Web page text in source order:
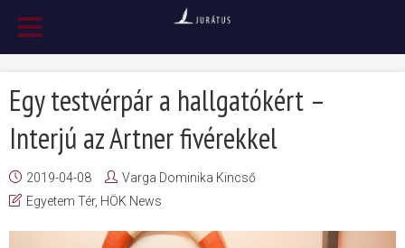
Egy testvérpár a hallgatókért –
Interjú az Artner fivérekkel
2019-04-08
Varga Dominika Kincső
Egyetem Tér, HÖK News